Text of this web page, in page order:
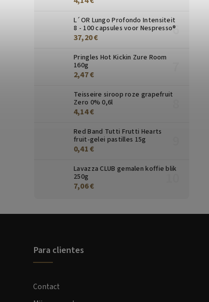
L´OR Lungo Profondo Intensiteit
8 - 100 capsules voor Nespresso®
37,20 €
Pringles Hot Kickin Zure Room
160g
2,47 €
Teisseire siroop roze grapefruit
Zero 0% 0,6l
4,14 €
Red Band Tutti Frutti Hearts
fruit-gelei pastilles 15g
0,41 €
Lavazza CLUB gemalen koffie blik
250g
7,06 €
Para clientes
Contact